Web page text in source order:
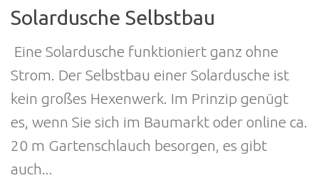
Solardusche Selbstbau
Eine Solardusche funktioniert ganz ohne
Strom. Der Selbstbau einer Solardusche ist
kein großes Hexenwerk. Im Prinzip genügt
es, wenn Sie sich im Baumarkt oder online ca.
20 m Gartenschlauch besorgen, es gibt
auch...